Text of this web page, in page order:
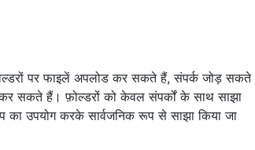
पर फाइलें अपलोड कर सकते हैं, संपर्क जोड़ सकते
सकते हैं। फ़ोल्डरों को केवल संपर्कों के साथ साझा
उपयोग करके सार्वजनिक रूप से साझा किया जा